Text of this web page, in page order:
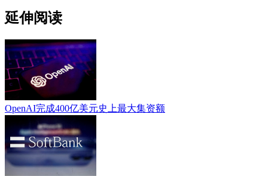
延伸阅读
OpenAI完成400亿美元史上最大集资额